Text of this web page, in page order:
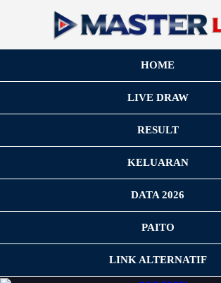
HOME
LIVE DRAW
RESULT
KELUARAN
DATA 2026
PAITO
LINK ALTERNATIF